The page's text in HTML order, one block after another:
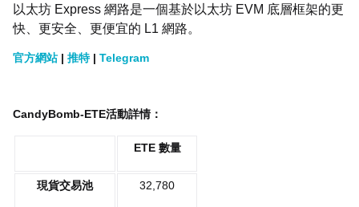
以太坊 Express 網路是一個基於以太坊 EVM 底層框架的更
快、更安全、更便宜的 L1 網路。
官方網站 | 推特 | Telegram
CandyBomb-ETE活動詳情：
ETE 數量
現貨交易池 32,780